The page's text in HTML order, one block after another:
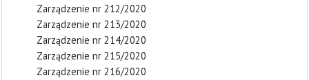
Zarządzenie nr 212/2020
Zarządzenie nr 213/2020
Zarządzenie nr 214/2020
Zarządzenie nr 215/2020
Zarządzenie nr 216/2020